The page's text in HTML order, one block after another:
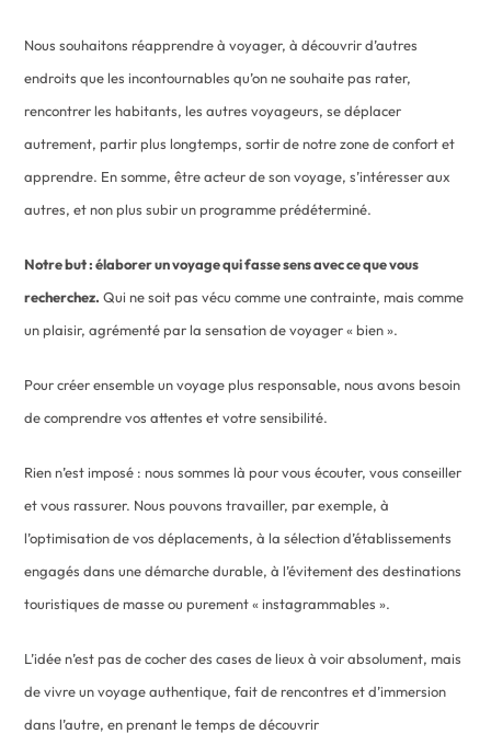
Nous souhaitons réapprendre à voyager, à découvrir d’autres
endroits que les incontournables qu’on ne souhaite pas rater,
rencontrer les habitants, les autres voyageurs, se déplacer
autrement, partir plus longtemps, sortir de notre zone de confort et
apprendre. En somme, être acteur de son voyage, s’intéresser aux
autres, et non plus subir un programme prédéterminé.
Notre but : élaborer un voyage qui fasse sens avec ce que vous
recherchez. Qui ne soit pas vécu comme une contrainte, mais comme
un plaisir, agrémenté par la sensation de voyager « bien ».
Pour créer ensemble un voyage plus responsable, nous avons besoin
de comprendre vos attentes et votre sensibilité.
Rien n’est imposé : nous sommes là pour vous écouter, vous conseiller
et vous rassurer. Nous pouvons travailler, par exemple, à
l’optimisation de vos déplacements, à la sélection d’établissements
engagés dans une démarche durable, à l’évitement des destinations
touristiques de masse ou purement « instagrammables ».
L’idée n’est pas de cocher des cases de lieux à voir absolument, mais
de vivre un voyage authentique, fait de rencontres et d’immersion
dans l’autre, en prenant le temps de découvrir